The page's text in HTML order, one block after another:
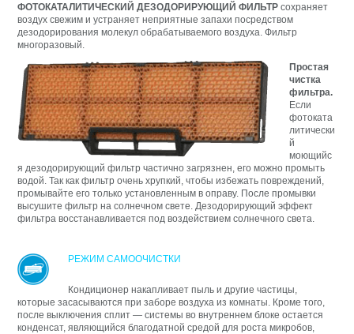
ФОТОКАТАЛИТИЧЕСКИЙ ДЕЗОДОРИРУЮЩИЙ ФИЛЬТР сохраняет
воздух свежим и устраняет неприятные запахи посредством
дезодорирования молекул обрабатываемого воздуха. Фильтр
многоразовый.
Простая
чистка
фильтра.
Если
фотоката
литически
й
моющийс
я дезодорирующий фильтр частично загрязнен, его можно промыть
водой. Так как фильтр очень хрупкий, чтобы избежать повреждений,
промывайте его только установленным в оправу. После промывки
высушите фильтр на солнечном свете. Дезодорирующий эффект
фильтра восстанавливается под воздействием солнечного света.
РЕЖИМ САМООЧИСТКИ
Кондиционер накапливает пыль и другие частицы,
которые засасываются при заборе воздуха из комнаты. Кроме того,
после выключения сплит — системы во внутреннем блоке остается
конденсат, являющийся благодатной средой для роста микробов,